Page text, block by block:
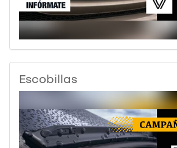
Escobillas